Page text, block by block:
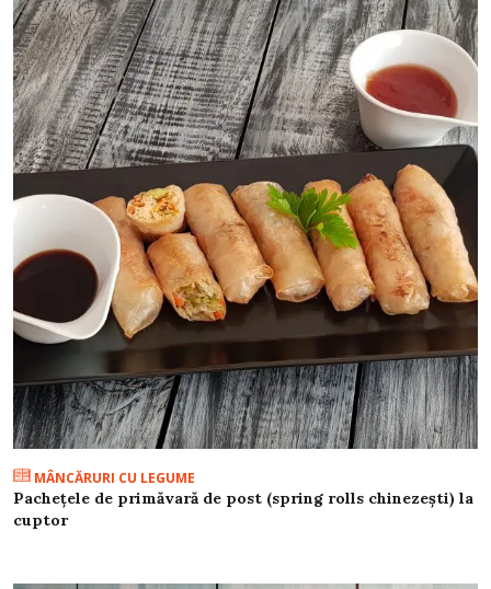
MÂNCĂRURI CU LEGUME
Pachețele de primăvară de post (spring rolls chinezești) la
cuptor